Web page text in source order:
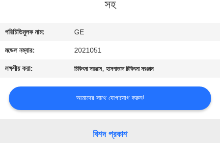
নিয়ন্ত্রণ
আমাদের
সাথে
যোগাযোগ
সহ
পরিচিতিমুলক নাম: GE
মডেল নম্বার: 2021051
লক্ষণীয় করা: চিকিৎসা সরঞ্জাম,হাসপাতাল চিকিৎসা সরঞ্জাম
আমাদের সাথে যোগাযোগ করুন!
বিশদ প্রকাশ